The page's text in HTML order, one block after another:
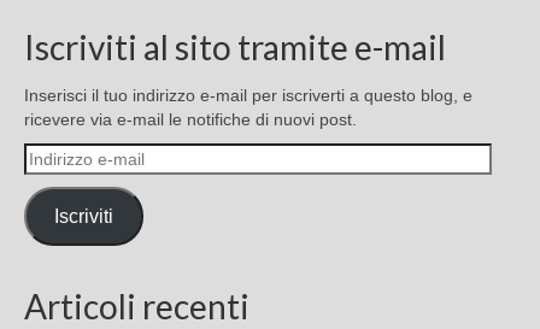
Iscriviti al sito tramite e-mail
Inserisci il tuo indirizzo e-mail per iscriverti a questo blog, e
ricevere via e-mail le notifiche di nuovi post.
Indirizzo
e-
mail
Iscriviti
Articoli recenti